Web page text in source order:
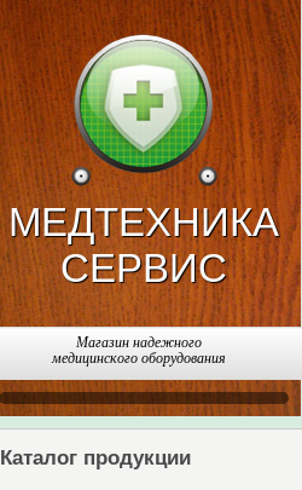
МЕДТЕХНИКА
СЕРВИС
Магазин надежного
медицинского оборудования
Каталог продукции